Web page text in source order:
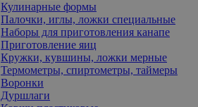
Кулинарные формы
Палочки, иглы, ложки специальные
Наборы для приготовления канапе
Приготовление яиц
Кружки, кувшины, ложки мерные
Термометры, спиртометры, таймеры
Воронки
Дуршлаги